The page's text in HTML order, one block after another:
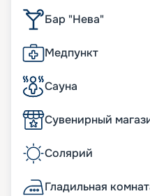
Бар "Нева"
Медпункт
Сауна
Сувенирный
Солярий
Гладильная